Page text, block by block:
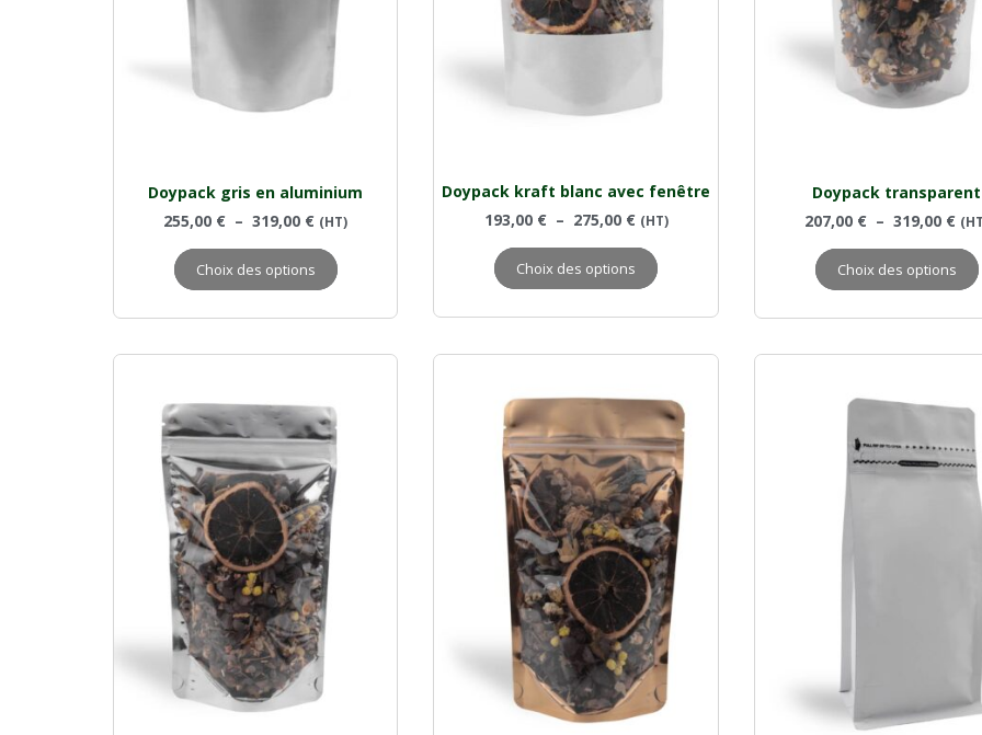
Doypack gris en aluminium
255,00 € – 319,00 € (HT)
Choix des options
Doypack kraft blanc avec fenêtre
193,00 € – 275,00 € (HT)
Choix des options
Doypack transparent
207,00 € – 319,00 €
Choix des options